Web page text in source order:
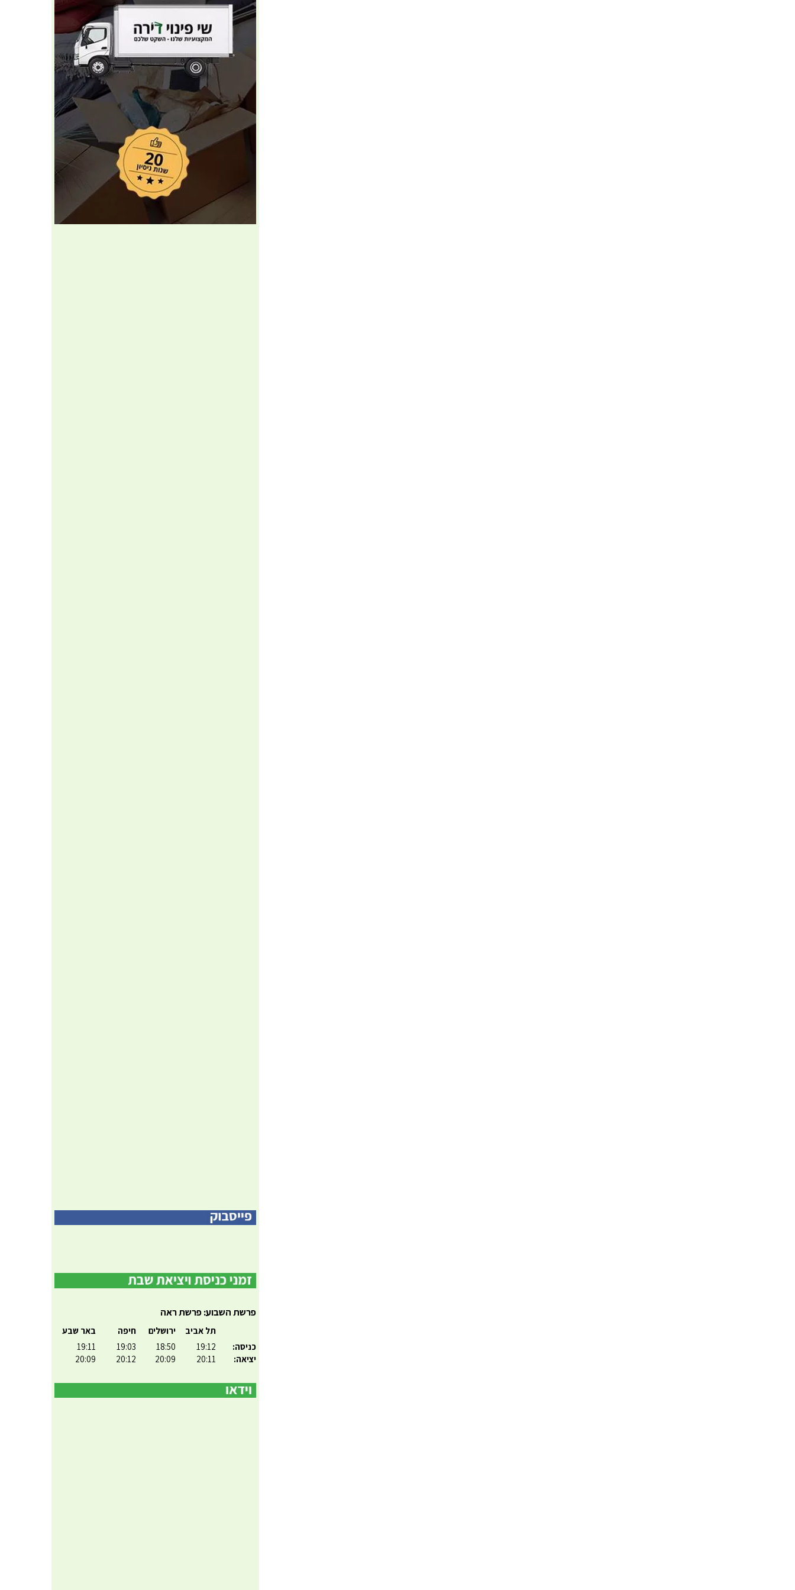
פרשת השבוע: פרשת ראה
כניסה:
יציאה:
תל אביב
19:12
20:11
ירושלים
18:50
20:09
חיפה
19:03
20:12
באר שבע
19:11
20:09